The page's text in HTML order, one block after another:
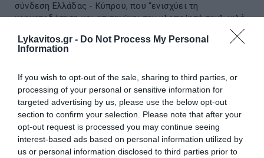
Lykavitos.gr - Do Not Process My Personal
Information
If you wish to opt-out of the sale, sharing to third parties, or
processing of your personal or sensitive information for
targeted advertising by us, please use the below opt-out
section to confirm your selection. Please note that after your
opt-out request is processed you may continue seeing
interest-based ads based on personal information utilized by
us or personal information disclosed to third parties prior to
σύνδεση Ελλάδας - Κύπρου, που “ενισχύει τη
χρηματοδότηση και επιταχύνει την υλοποίησή του”, μιλά
06 Αυγούστου 2026
διαβάστε επίσης
περισσότερες ειδήσεις από το lykavitos.gr